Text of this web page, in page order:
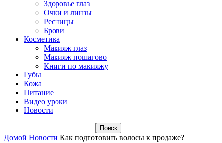
Здоровье глаз
Очки и линзы
Ресницы
Брови
Косметика
Макияж глаз
Макияж пошагово
Книги по макияжу
Губы
Кожа
Питание
Видео уроки
Новости
Домой Новости Как подготовить волосы к продаже?